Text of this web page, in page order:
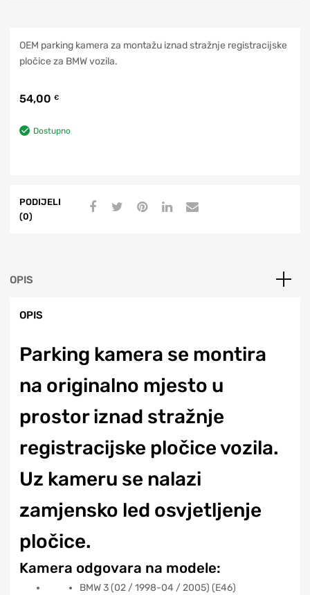
OEM parking kamera za montažu iznad stražnje registracijske
pločice za BMW vozila.
54,00 €
Dostupno
PODIJELI
(0)
OPIS
OPIS
Parking kamera se montira
na originalno mjesto u
prostor iznad stražnje
registracijske pločice vozila.
Uz kameru se nalazi
zamjensko led osvjetljenje
pločice.
Kamera odgovara na modele:
BMW 3 (02 / 1998-04 / 2005) (E46)